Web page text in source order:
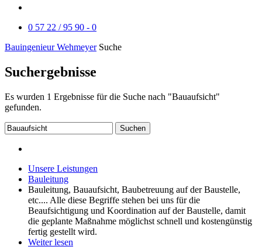
0 57 22 / 95 90 - 0
Bauingenieur Wehmeyer Suche
Suchergebnisse
Es wurden 1 Ergebnisse für die Suche nach "Bauaufsicht"
gefunden.
Suchen
Unsere Leistungen
Bauleitung
Bauleitung, Bauaufsicht, Baubetreuung auf der Baustelle,
etc.... Alle diese Begriffe stehen bei uns für die
Beaufsichtigung und Koordination auf der Baustelle, damit
die geplante Maßnahme möglichst schnell und kostengünstig
fertig gestellt wird.
Weiter lesen